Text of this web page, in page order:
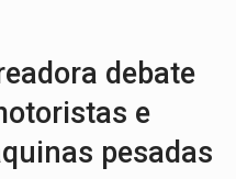
debate
e
pesadas